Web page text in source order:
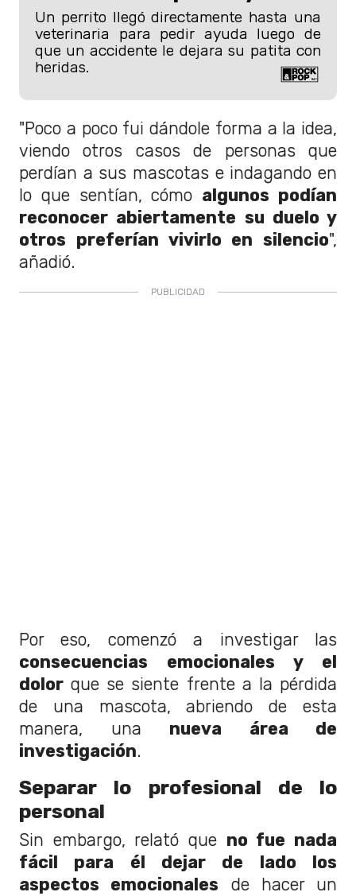
Un perrito llegó directamente hasta una
veterinaria para pedir ayuda luego de
que un accidente le dejara su patita con
heridas.
"Poco a poco fui dándole forma a la idea,
viendo otros casos de personas que
perdían a sus mascotas e indagando en
lo que sentían, cómo algunos podían
reconocer abiertamente su duelo y
otros preferían vivirlo en silencio",
añadió.
Por eso, comenzó a investigar las
consecuencias emocionales y el
dolor que se siente frente a la pérdida
de una mascota, abriendo de esta
manera, una nueva área de
investigación.
Separar lo profesional de lo
personal
Sin embargo, relató que no fue nada
fácil para él dejar de lado los
aspectos emocionales de hacer un